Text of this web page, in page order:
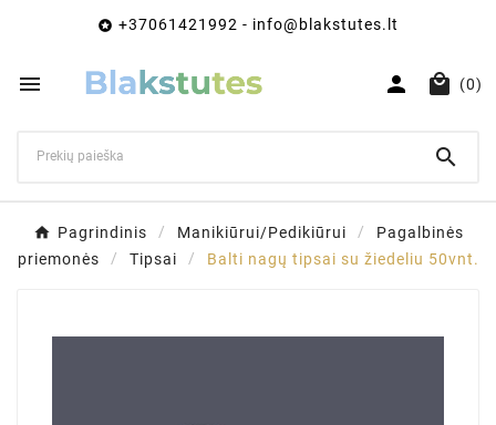
 +37061421992 - info@blakstutes.lt
   (0)

Pagrindinis Manikiūrui/Pedikiūrui
Pagalbinės
priemonės
Tipsai Balti nagų tipsai su žiedeliu 50vnt.